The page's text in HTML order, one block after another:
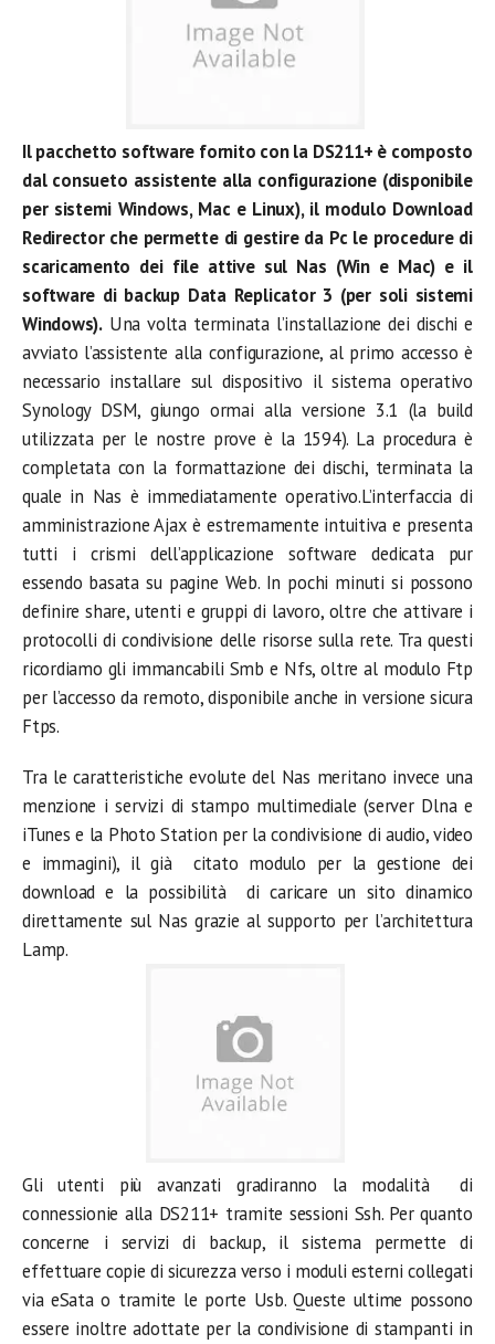
Il pacchetto software fornito con la DS211+ è composto
dal consueto assistente alla configurazione (disponibile
per sistemi Windows, Mac e Linux), il modulo Download
Redirector che permette di gestire da Pc le procedure di
scaricamento dei file attive sul Nas (Win e Mac) e il
software di backup Data Replicator 3 (per soli sistemi
Windows).Una volta terminata l’installazione dei dischi e
avviato l’assistente alla configurazione, al primo accesso è
necessario installare sul dispositivo il sistema operativo
Synology DSM, giungo ormai alla versione 3.1 (la build
utilizzata per le nostre prove è la 1594). La procedura è
completata con la formattazione dei dischi, terminata la
quale in Nas è immediatamente operativo.L’interfaccia di
amministrazione Ajax è estremamente intuitiva e presenta
tutti i crismi dell’applicazione software dedicata pur
essendo basata su pagine Web. In pochi minuti si possono
definire share, utenti e gruppi di lavoro, oltre che attivare i
protocolli di condivisione delle risorse sulla rete. Tra questi
ricordiamo gli immancabili Smb e Nfs, oltre al modulo Ftp
per l’accesso da remoto, disponibile anche in versione sicura
Ftps.
Tra le caratteristiche evolute del Nas meritano invece una
menzione i servizi di stampo multimediale (server Dlna e
iTunes e la Photo Station per la condivisione di audio, video
e immagini), il già citato modulo per la gestione dei
download e la possibilità di caricare un sito dinamico
direttamente sul Nas grazie al supporto per l’architettura
Lamp.
Gli utenti più avanzati gradiranno la modalità di
connessionie alla DS211+ tramite sessioni Ssh. Per quanto
concerne i servizi di backup, il sistema permette di
effettuare copie di sicurezza verso i moduli esterni collegati
via eSata o tramite le porte Usb. Queste ultime possono
essere inoltre adottate per la condivisione di stampanti in